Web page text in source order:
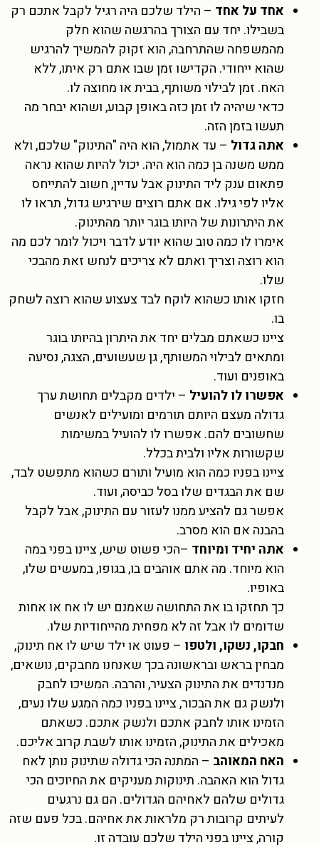
אחד על אחד – הילד שלכם היה רגיל לקבל אתכם רק
בשבילו. יחד עם הצורך בהרגשה שהוא חלק
מהמשפחה שהתרחבה, הוא זקוק להמשיך להרגיש
שהוא ייחודי. הקדישו זמן שבו אתם רק איתו, ללא
האח. זמן לבילוי משותף, בבית או מחוצה לו.
כדאי שיהיה לו זמן כזה באופן קבוע, ושהוא יבחר מה
תעשו בזמן הזה.
אתה גדול – עד אתמול, הוא היה "התינוק" שלכם, ולא
ממש משנה בן כמה הוא היה. יכול להיות שהוא נראה
פתאום ענק ליד התינוק אבל עדיין, חשוב להתייחס
אליו לפי גילו. אם אתם רוצים שירגיש גדול, תראו לו
את היתרונות של היותו בוגר יותר מהתינוק.
אימרו לו כמה טוב שהוא יודע לדבר ויכול לומר לכם מה
הוא רוצה וצריך ואתם לא צריכים לנחש זאת מהבכי
שלו.
חזקו אותו כשהוא לוקח לבד צעצוע שהוא רוצה לשחק
בו.
ציינו כשאתם מבלים יחד את היתרון בהיותו בוגר
ומתאים לבילוי המשותף, גן שעשועים, הצגה, נסיעה
באופנים ועוד.
אפשרו לו להועיל – ילדים מקבלים תחושת ערך
גדולה מעצם היותם תורמים ומועילים לאנשים
שחשובים להם. אפשרו לו להועיל במשימות
שקשורות אליו ולבית בכלל.
ציינו בפניו כמה הוא מועיל ותורם כשהוא מתפשט לבד,
שם את הבגדים שלו בסל כביסה, ועוד.
אפשר גם להציע ממנו לעזור עם התינוק, אבל לקבל
בהבנה אם הוא מסרב.
אתה יחיד ומיוחד –הכי פשוט שיש, ציינו בפני במה
הוא מיוחד. מה אתם אוהבים בו, בגופו, במעשים שלו,
באופיו.
כך תחזקו בו את התחושה שאמנם יש לו אח או אחות
שדומים לו אבל זה לא מפחית מהייחודיות שלו.
חבקו, נשקו, ולטפו – פעוט או ילד שיש לו אח תינוק,
מבחין בראש ובראשונה בכך שאנחנו מחבקים, נושאים,
מנדנדים את התינוק הצעיר, והרבה. המשיכו לחבק
ולנשק גם את הבכור, ציינו בפניו כמה המגע שלו נעים,
הזמינו אותו לחבק אתכם ולנשק אתכם. כשאתם
מאכילים את התינוק, הזמינו אותו לשבת קרוב אליכם.
האח המאוהב – המתנה הכי גדולה שתינוק נותן לאח
גדול הוא האהבה. תינוקות מעניקים את החיוכים הכי
גדולים שלהם לאחיהם הגדולים. הם גם נרגעים
לעיתים קרובות רק מלראות את אחיהם. בכל פעם שזה
קורה, ציינו בפני הילד שלכם עובדה זו.